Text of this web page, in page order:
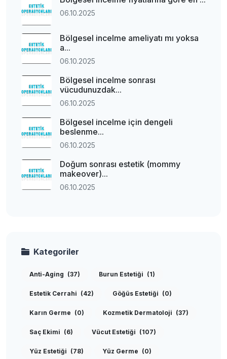
06.10.2025
Bölgesel incelme ameliyatı mı yoksa
a...
06.10.2025
Bölgesel incelme sonrası
vücudunuzdak...
06.10.2025
Bölgesel incelme için dengeli
beslenme...
06.10.2025
Doğum sonrası estetik (mommy
makeover)...
06.10.2025
Kategoriler
Anti-Aging (37) Burun Estetiği (1)
Estetik Cerrahi (42) Göğüs Estetiği (0)
Karın Germe (0) Kozmetik Dermatoloji (37)
Saç Ekimi (6) Vücut Estetiği (107)
Yüz Estetiği (78) Yüz Germe (0)